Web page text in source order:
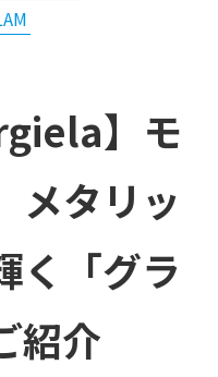
】モ
メタリッ
く「グラ
紹介